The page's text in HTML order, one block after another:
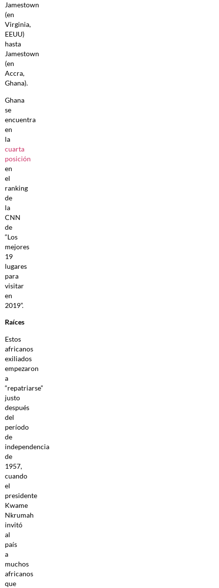
Jamestown
(en
Virginia,
EEUU)
hasta
Jamestown
(en
Accra,
Ghana).
Ghana
se
encuentra
en
la
cuarta
posición
en
el
ranking
de
la
CNN
de
“Los
mejores
19
lugares
para
visitar
en
2019”.
Raíces
Estos
africanos
exiliados
empezaron
a
“repatriarse”
justo
después
del
período
de
independencia
de
1957,
cuando
el
presidente
Kwame
Nkrumah
invitó
al
país
a
muchos
africanos
que